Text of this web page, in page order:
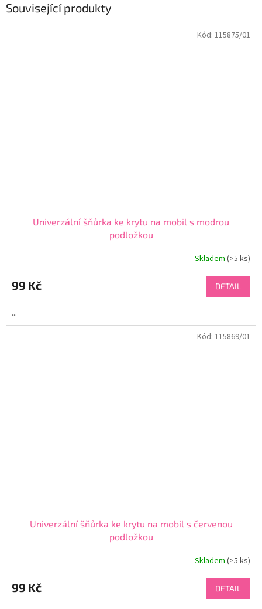
Související produkty
Univerzální šňůrka ke krytu na mobil s modrou
podložkou
produktu
je
z
5
Skladem(>5 ks)
99 Kč DETAIL
...
Kód: 115875/01
Univerzální šňůrka ke krytu na mobil s červenou
podložkou
produktu
je
Skladem(>5 ks)
99 Kč DETAIL
Kód: 115869/01